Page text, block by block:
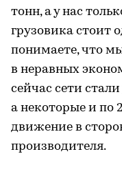
тонн, а у нас
грузовика стоит
понимаете, что
в неравных
сейчас сети
а некоторые и по
движение в
производителя.